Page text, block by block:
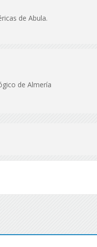
de Abula.
de Almería